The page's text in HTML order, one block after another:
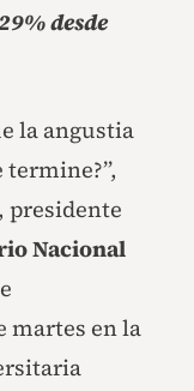
desde
la angustia
, presidente
Nacional
martes en la